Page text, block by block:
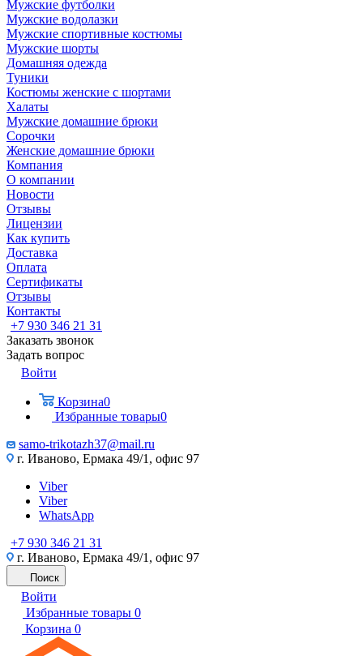
Мужские футболки
Мужские водолазки
Мужские спортивные костюмы
Мужские шорты
Домашняя одежда
Туники
Костюмы женские с шортами
Халаты
Мужские домашние брюки
Сорочки
Женские домашние брюки
Компания
О компании
Новости
Отзывы
Лицензии
Как купить
Доставка
Оплата
Сертификаты
Отзывы
Контакты
+7 930 346 21 31
Заказать звонок
Задать вопрос
Войти
Корзина0
Избранные товары0
samo-trikotazh37@mail.ru
г. Иваново, Ермака 49/1, офис 97
Viber
Viber
WhatsApp
+7 930 346 21 31
г. Иваново, Ермака 49/1, офис 97
Поиск
Войти
Избранные товары 0
Корзина 0